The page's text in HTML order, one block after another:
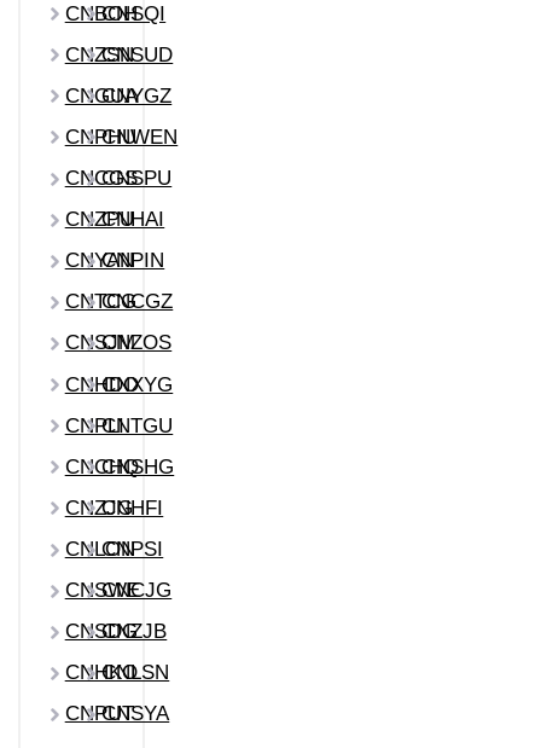
CNBOH
CNSQI
CNZSNCNSUD
CNGUACNYGZ
CNPHUCNWEN
CNCGSCNSPU
CNZPUCNHAI
CNYANCNPIN
CNTCGCNCGZ
CNSJMCNZOS
CNHDOCNXYG
CNPLICNTGU
CNCHQCNSHG
CNZJGCNHFI
CNLON
CNPSI
CNSWE
CNCJG
CNSDG
CNZJB
CNHKO
CNLSN
CNPUTCNSYA